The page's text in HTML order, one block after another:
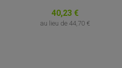
/ STARTER
40,23 €
au lieu de 44,70 €